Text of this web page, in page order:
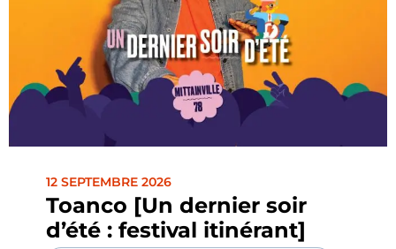
12 SEPTEMBRE 2026
Toanco [Un dernier soir
d’été : festival itinérant]